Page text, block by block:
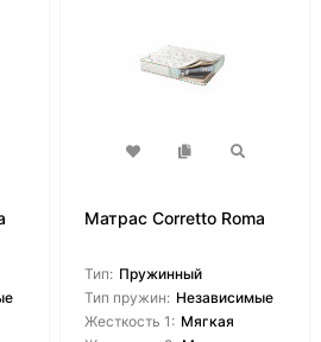
Матрас Corretto Roma
Тип: Пружинный
Тип пружин: Независимые
Жесткость 1: Мягкая